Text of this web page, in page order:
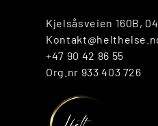
Kjelsåsveien 160B,
+47 90 42 86 55
Org.nr 933 403 726